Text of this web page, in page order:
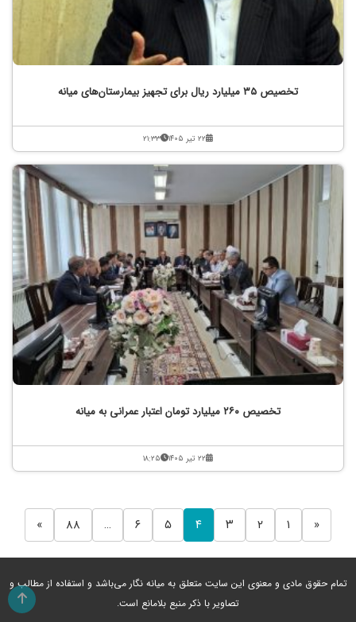
تخصیص ۳۵ میلیارد ریال برای تجهیز بیمارستان‌های میانه
۲۲ تیر ۱۴۰۵ ۲۱:۳۳
تخصیص ۲۶۰ میلیارد تومان اعتبار عمرانی به میانه
۲۲ تیر ۱۴۰۵ ۱۸:۲۵
« ۱ ۲ ۳ ۴ ۵ ۶ … ۸۸ »
تمام حقوق مادی و معنوی این سایت متعلق به میانه نگار می‌باشد و استفاده از مطالب و
تصاویر با ذکر منبع بلامانع است.